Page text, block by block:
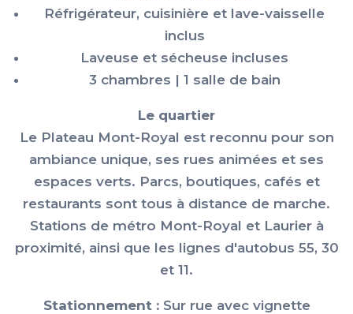
Réfrigérateur, cuisinière et lave-vaisselle
inclus
Laveuse et sécheuse incluses
3 chambres | 1 salle de bain
Le quartier
Le Plateau Mont-Royal est reconnu pour son
ambiance unique, ses rues animées et ses
espaces verts. Parcs, boutiques, cafés et
restaurants sont tous à distance de marche.
Stations de métro Mont-Royal et Laurier à
proximité, ainsi que les lignes d'autobus 55, 30
et 11.
Stationnement :Sur rue avec vignette